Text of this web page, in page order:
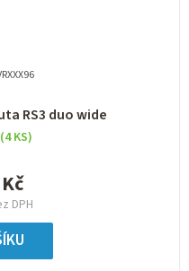
RS3 duo wide
(4 KS)
DPH